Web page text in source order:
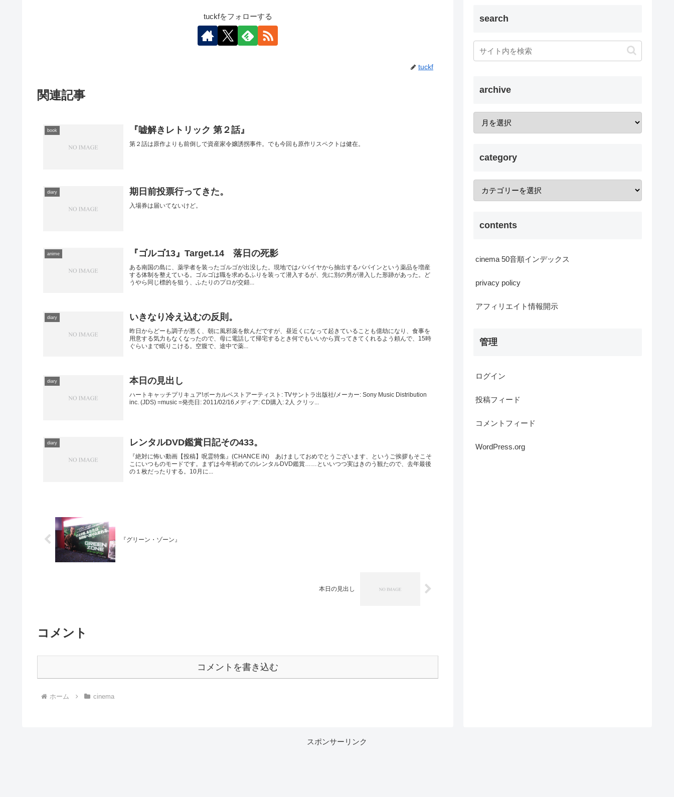
tuckfをフォローする
tuckf
関連記事
book 『嘘解きレトリック 第２話』
第２話は原作よりも前倒しで資産家令嬢誘拐事件。でも今回も原作リスペクトは健在。
diary 期日前投票行ってきた。
入場券は届いてないけど。
anime 『ゴルゴ13』Target.14 落日の死影
ある南国の島に、薬学者を装ったゴルゴが出没した。現地ではパパイヤから抽出するパパインという薬品を増産
する体制を整えている。ゴルゴは職を求めるふりを装って潜入するが、先に別の男が潜入した形跡があった。ど
うやら同じ標的を狙う、ふたりのプロが交錯...
diary いきなり冷え込むの反則。
昨日からどーも調子が悪く、朝に風邪薬を飲んだですが、昼近くになって起きていることも億劫になり、食事を
用意する気力もなくなったので、母に電話して帰宅するとき何でもいいから買ってきてくれるよう頼んで、15時
ぐらいまで眠りこける。空腹で、途中で薬...
diary 本日の見出し
ハートキャッチプリキュア!ボーカルベストアーティスト: TVサントラ出版社/メーカー: Sony Music Distribution
inc. (JDS) =music =発売日: 2011/02/16メディア: CD購入: 2人 クリッ...
diary レンタルDVD鑑賞日記その433。
『絶対に怖い動画【投稿】呪霊特集』(CHANCE iN) あけましておめでとうございます、というご挨拶もそこそ
こにいつものモードです。まずは今年初めてのレンタルDVD鑑賞……といいつつ実はきのう観たので、去年最後
の１枚だったりする。10月に...
『グリーン・ゾーン』
本日の見出し
コメント
コメントを書き込む
ホーム cinema
search
archive
category
contents
cinema 50音順インデックス
privacy policy
アフィリエイト情報開示
管理
ログイン
投稿フィード
コメントフィード
WordPress.org
スポンサーリンク